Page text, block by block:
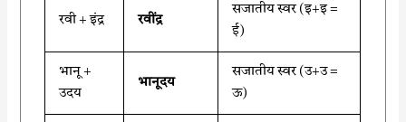
रवी + इंद्र रवींद्र
सजातीय स्वर (इ+इ =
ई)
भानू +
उदय
भानूदय
सजातीय स्वर (उ+उ =
ऊ)